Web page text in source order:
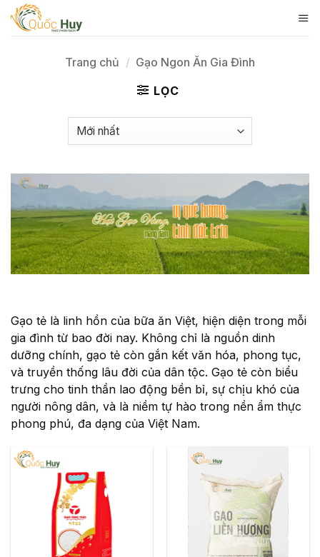
Skip
Trang chủ / Gạo Ngon Ăn Gia Đình
LỌC
Gạo tẻ là linh hồn của bữa ăn Việt, hiện diện trong mỗi
gia đình từ bao đời nay. Không chỉ là nguồn dinh
dưỡng chính, gạo tẻ còn gắn kết văn hóa, phong tục,
và truyền thống lâu đời của dân tộc. Gạo tẻ còn biểu
trưng cho tinh thần lao động bền bỉ, sự chịu khó của
người nông dân, và là niềm tự hào trong nền ẩm thực
phong phú, đa dạng của Việt Nam.